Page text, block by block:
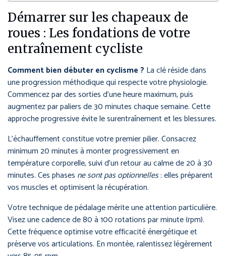
Démarrer sur les chapeaux de
roues : Les fondations de votre
entraînement cycliste
Comment bien débuter en cyclisme ? La clé réside dans
une progression méthodique qui respecte votre physiologie.
Commencez par des sorties d’une heure maximum, puis
augmentez par paliers de 30 minutes chaque semaine. Cette
approche progressive évite le surentraînement et les blessures.
L’échauffement constitue votre premier pilier. Consacrez
minimum 20 minutes à monter progressivement en
température corporelle, suivi d’un retour au calme de 20 à 30
minutes. Ces phases ne sont pas optionnelles: elles préparent
vos muscles et optimisent la récupération.
Votre technique de pédalage mérite une attention particulière.
Visez une cadence de 80 à 100 rotations par minute (rpm).
Cette fréquence optimise votre efficacité énergétique et
préserve vos articulations. En montée, ralentissez légèrement